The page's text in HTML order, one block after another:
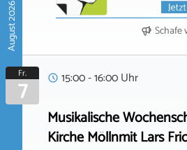
August 2026 Schafe
Fr.
7 15:00 - 16:00 Uhr
Musikalische
Kirche Möllnmit Lars